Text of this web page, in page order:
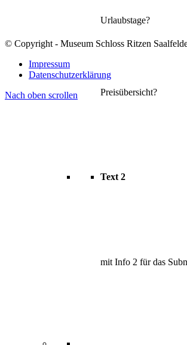
Urlaubstage?
Preisübersicht?
Text 2
mit Info 2 für das
© Copyright - Museum Schloss Ritzen
Impressum
Datenschutzerklärung
Nach oben scrollen